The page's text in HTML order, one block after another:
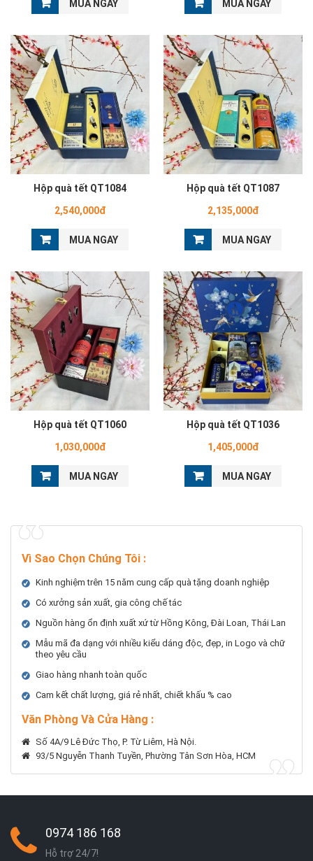
MUA NGAY MUA NGAY
Hộp quà tết QT1084
2,540,000đ
MUA NGAY
Hộp quà tết QT1087
2,135,000đ
MUA NGAY
Hộp quà tết QT1060
1,030,000đ
MUA NGAY
Hộp quà tết QT1036
1,405,000đ
MUA NGAY
Vì Sao Chọn Chúng Tôi :
Kinh nghiệm trên 15 năm cung cấp quà tặng doanh nghiệp
Có xưởng sản xuất, gia công chế tác
Nguồn hàng ổn định xuất xứ từ Hồng Kông, Đài Loan, Thái Lan
Mẫu mã đa dạng với nhiều kiểu dáng độc, đẹp, in Logo và chữ
theo yêu cầu
Giao hàng nhanh toàn quốc
Cam kết chất lượng, giá rẻ nhất, chiết khấu % cao
Văn Phòng Và Cửa Hàng :
Số 4A/9 Lê Đức Thọ, P. Từ Liêm, Hà Nội.
93/5 Nguyễn Thanh Tuyền, Phường Tân Sơn Hòa, HCM
0974 186 168
Hỗ trợ 24/7!